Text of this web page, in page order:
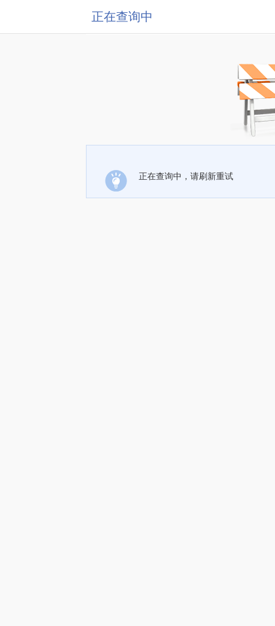
正在查询中
正在查询中，请刷新重试